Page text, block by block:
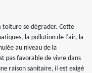
toiture se dégrader. Cette
la pollution de l’air, la
au niveau de la
pas favorable de vivre dans
raison sanitaire, il est exigé